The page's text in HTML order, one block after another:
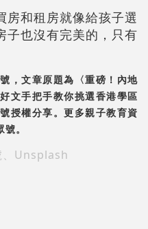
房和租房就像給孩子選
子也沒有完美的，只有
，文章原題為〈重磅！內地
文手把手教你挑選香港學區
授權分享。更多親子教育資
。
、Unsplash